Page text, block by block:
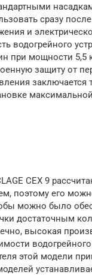
сразу
и
водогрейного
при мощности 5,5
защиту от
заключается
CEX 9
поэтому его
можно было
достаточным
высокая
этой модели